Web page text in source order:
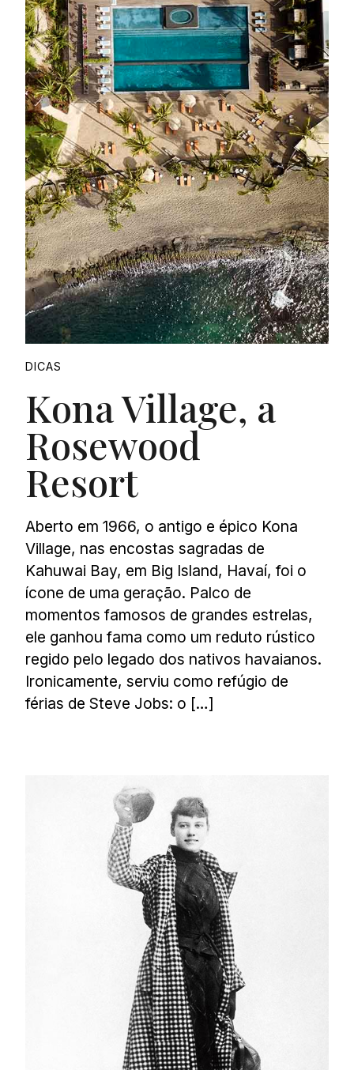
DICAS
Kona Village, a
Rosewood
Resort
Aberto em 1966, o antigo e épico Kona
Village, nas encostas sagradas de
Kahuwai Bay, em Big Island, Havaí, foi o
ícone de uma geração. Palco de
momentos famosos de grandes estrelas,
ele ganhou fama como um reduto rústico
regido pelo legado dos nativos havaianos.
Ironicamente, serviu como refúgio de
férias de Steve Jobs: o […]